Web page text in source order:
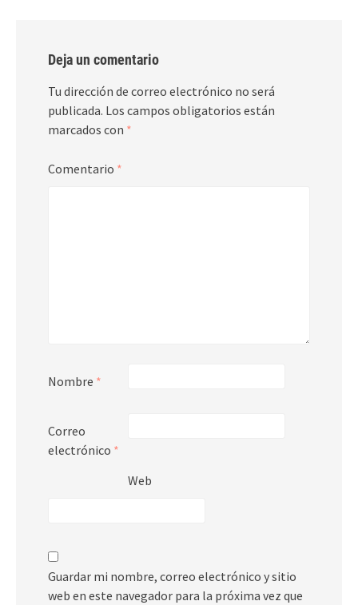
Deja un comentario
Tu dirección de correo electrónico no será
publicada. Los campos obligatorios están
marcados con *
Comentario *
Nombre *
Correo
electrónico *
Web
Guardar mi nombre, correo electrónico y sitio
web en este navegador para la próxima vez que